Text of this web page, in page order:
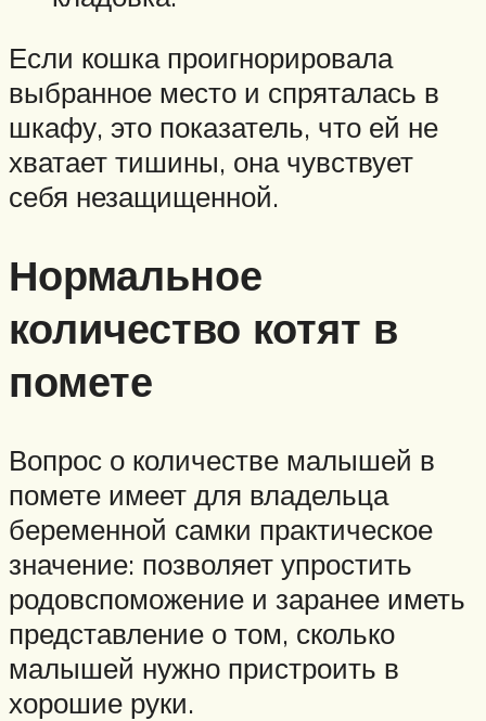
Если кошка проигнорировала
выбранное место и спряталась в
шкафу, это показатель, что ей не
хватает тишины, она чувствует
себя незащищенной.
Нормальное
количество котят в
помете
Вопрос о количестве малышей в
помете имеет для владельца
беременной самки практическое
значение: позволяет упростить
родовспоможение и заранее иметь
представление о том, сколько
малышей нужно пристроить в
хорошие руки.